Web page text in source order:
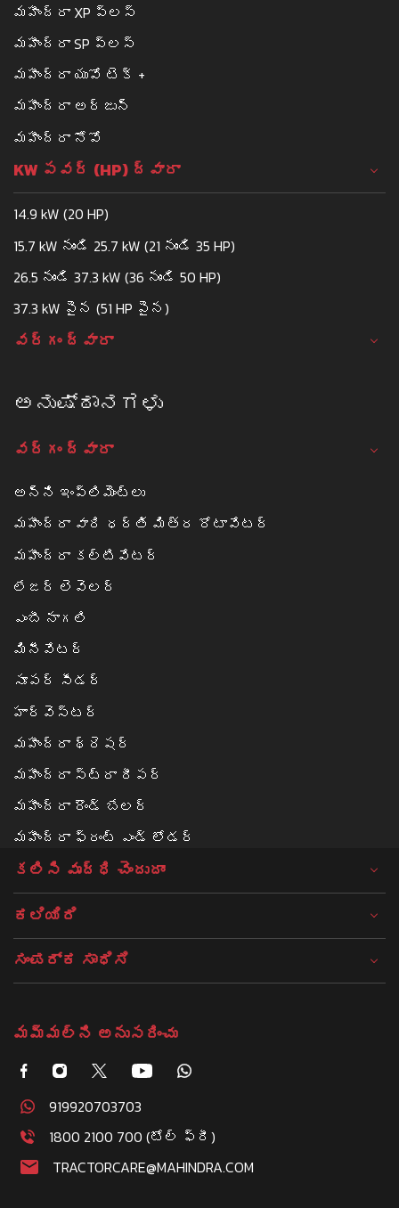
మహీంద్రా XP ప్లస్
మహీంద్రా SP ప్లస్
మహీంద్రా యువో టెక్ +
మహీంద్రా అర్జున్
మహీంద్రా నోవో
KW పవర్ (HP) ద్వారా
14.9 kW (20 HP)
15.7 kW నుండి 25.7 kW (21 నుండి 35 HP)
26.5 నుండి 37.3 kW (36 నుండి 50 HP)
37.3 kW పైన (51 HP పైన)
వర్గం ద్వారా
ಅನುಷ್ಠಾನಗಳು
వర్గం ద్వారా
అన్ని ఇంప్లిమెంట్లు
మహీంద్రా వారి ధర్తి మిత్ర రోటావేటర్
మహీంద్రా కల్టివేటర్
లేజర్ లెవెలర్
ఎంబీ నాగలి
మినీవేటర్
సూపర్ సీడర్
హార్వెస్టర్
మహీంద్రా థ్రెషర్
మహీంద్రా స్ట్రా రీపర్
మహీంద్రా రౌండ్ బేలర్‌
మహీంద్రా ఫ్రంట్ ఎండ్ లోడర్
కలిసి వృద్ధి చెందుదాం
ಕಲಿಯಿರಿ
ಸಂಪರ್ಕ ಸಾಧಿಸಿ
మమ్మల్ని అనుసరించు
919920703703
1800 2100 700 (టోల్ ఫ్రీ)
TRACTORCARE@MAHINDRA.COM